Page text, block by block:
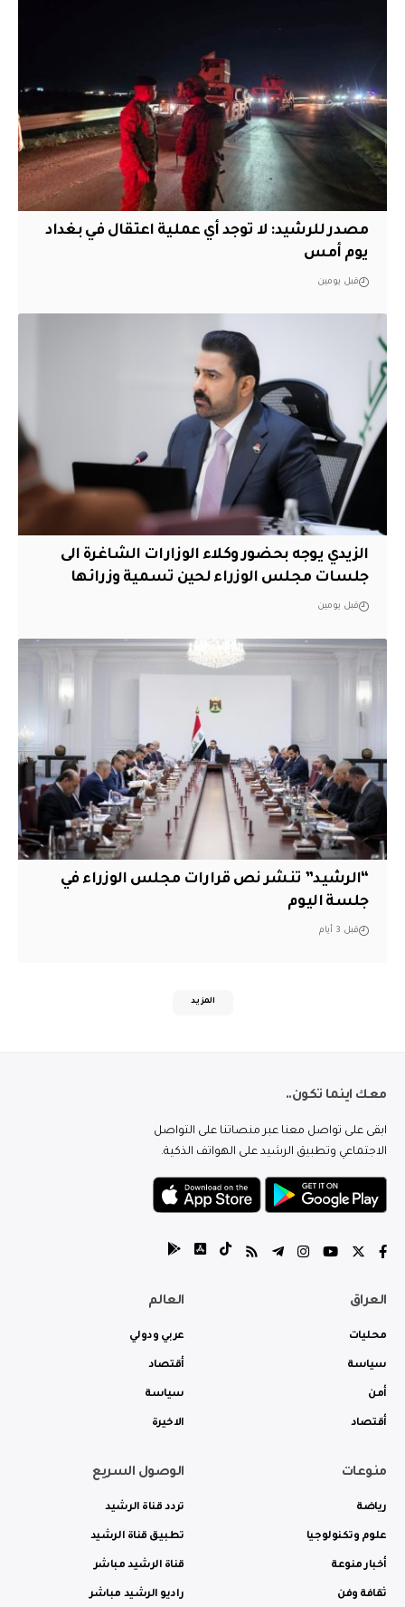
مصدر للرشيد: لا توجد أي عملية اعتقال في بغداد
يوم أمس
قبل يومين
الزيدي يوجه بحضور وكلاء الوزارات الشاغرة الى
جلسات مجلس الوزراء لحين تسمية وزرائها
قبل يومين
“الرشيد” تنشر نص قرارات مجلس الوزراء في
جلسة اليوم
قبل 3 أيام
المزيد
معك اينما تكون..
ابقى على تواصل معنا عبر منصاتنا على التواصل
الاجتماعي وتطبيق الرشيد على الهواتف الذكية.
العراق
محليات
سياسة
أمن
أقتصاد
العالم
عربي ودولي
أقتصاد
سياسة
الاخيرة
منوعات
رياضة
علوم وتكنولوجيا
أخبار منوعة
ثقافة وفن
الوصول السريع
تردد قناة الرشيد
تطبيق قناة الرشيد
قناة الرشيد مباشر
راديو الرشيد مباشر